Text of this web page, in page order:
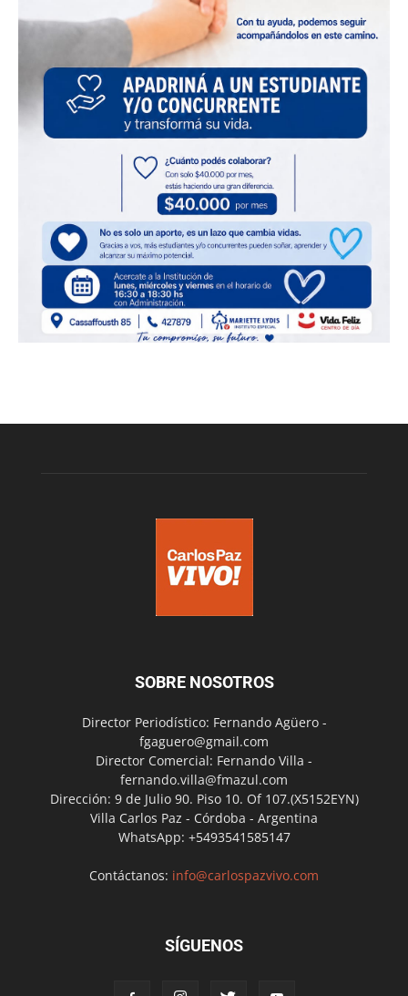
SOBRE NOSOTROS
Director Periodístico: Fernando Agüero -
fgaguero@gmail.com
Director Comercial: Fernando Villa -
fernando.villa@fmazul.com
Dirección: 9 de Julio 90. Piso 10. Of 107.(X5152EYN)
Villa Carlos Paz - Córdoba - Argentina
WhatsApp: +5493541585147
Contáctanos: info@carlospazvivo.com
SÍGUENOS